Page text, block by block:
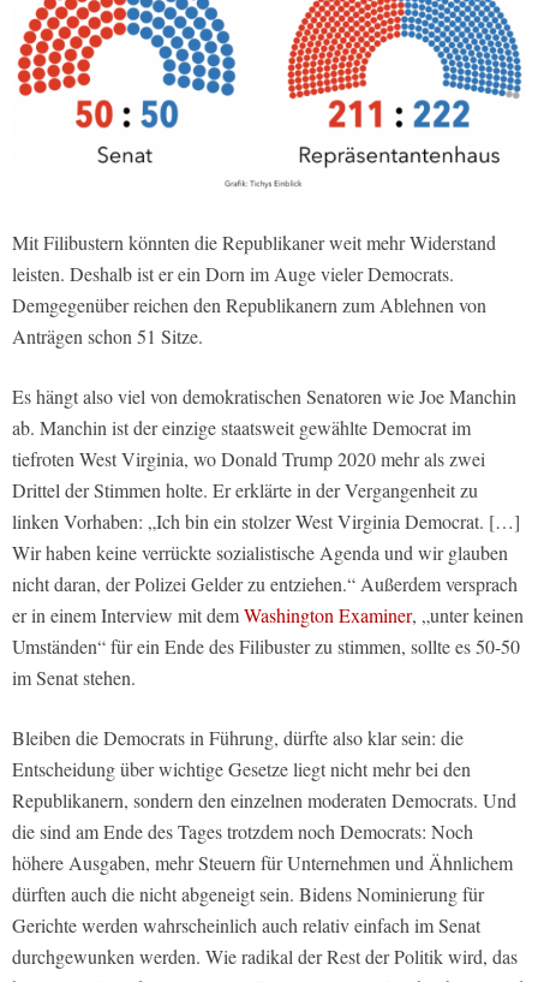
Mit Filibustern könnten die Republikaner weit mehr Widerstand
leisten. Deshalb ist er ein Dorn im Auge vieler Democrats.
Demgegenüber reichen den Republikanern zum Ablehnen von
Anträgen schon 51 Sitze.
Es hängt also viel von demokratischen Senatoren wie Joe Manchin
ab. Manchin ist der einzige staatsweit gewählte Democrat im
tiefroten West Virginia, wo Donald Trump 2020 mehr als zwei
Drittel der Stimmen holte. Er erklärte in der Vergangenheit zu
linken Vorhaben: „Ich bin ein stolzer West Virginia Democrat. […]
Wir haben keine verrückte sozialistische Agenda und wir glauben
nicht daran, der Polizei Gelder zu entziehen.“ Außerdem versprach
er in einem Interview mit demWashington Examiner, „unter keinen
Umständen“ für ein Ende des Filibuster zu stimmen, sollte es 50-50
im Senat stehen.
Bleiben die Democrats in Führung, dürfte also klar sein: die
Entscheidung über wichtige Gesetze liegt nicht mehr bei den
Republikanern, sondern den einzelnen moderaten Democrats. Und
die sind am Ende des Tages trotzdem noch Democrats: Noch
höhere Ausgaben, mehr Steuern für Unternehmen und Ähnlichem
dürften auch die nicht abgeneigt sein. Bidens Nominierung für
Gerichte werden wahrscheinlich auch relativ einfach im Senat
durchgewunken werden. Wie radikal der Rest der Politik wird, das